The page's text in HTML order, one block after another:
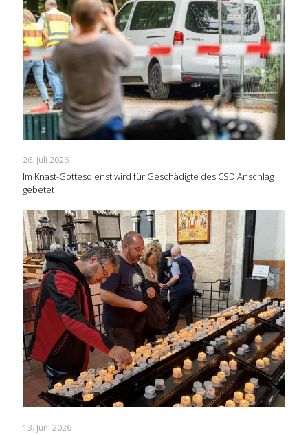
26. Juli 2026
Im Knast-Gottesdienst wird für Geschädigte des CSD Anschlag
gebetet
13. Juni 2026